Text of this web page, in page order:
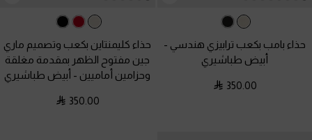
حذاء بامب بكعب ترابيزي هندسي -
أبيض طباشيري
350.00
حذاء كليمنتاين بكعب وتصميم ماري
جين مفتوح الظهر بمقدمة مغلقة
وحزامين أماميين - أبيض طباشيري
350.00